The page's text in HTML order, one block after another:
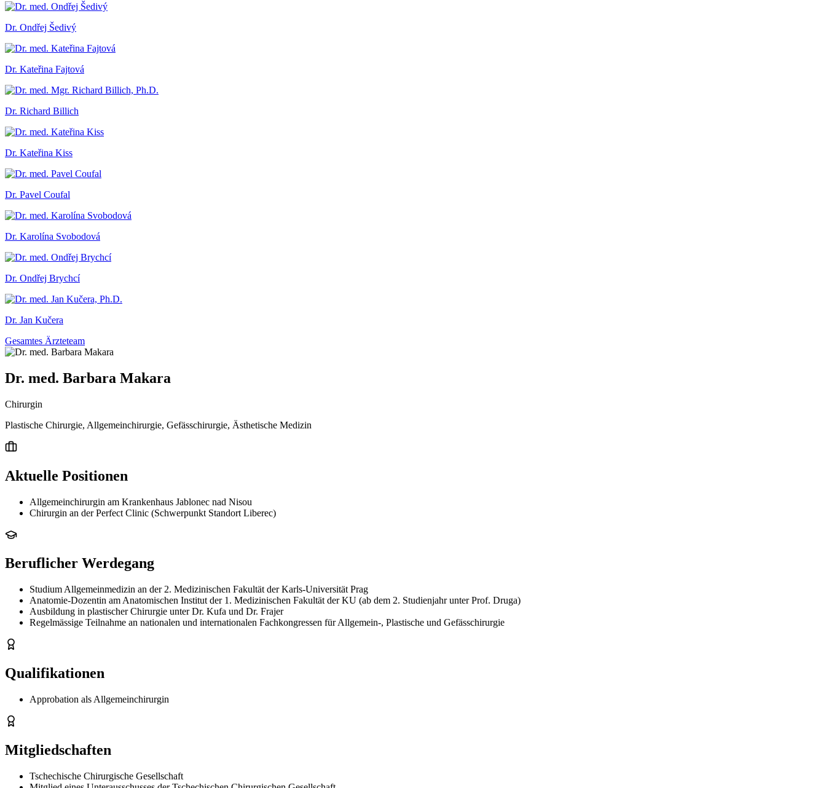
Dr. Ondřej Šedivý
Dr. Kateřina Fajtová
Dr. Richard Billich
Dr. Kateřina Kiss
Dr. Pavel Coufal
Dr. Karolína Svobodová
Dr. Ondřej Brychcí
Dr. Jan Kučera
Gesamtes Ärzteteam
Dr. med. Barbara Makara
Chirurgin
Plastische Chirurgie, Allgemeinchirurgie, Gefässchirurgie, Ästhetische Medizin
Aktuelle Positionen
Allgemeinchirurgin am Krankenhaus Jablonec nad Nisou
Chirurgin an der Perfect Clinic (Schwerpunkt Standort Liberec)
Beruflicher Werdegang
Studium Allgemeinmedizin an der 2. Medizinischen Fakultät der Karls-Universität Prag
Anatomie-Dozentin am Anatomischen Institut der 1. Medizinischen Fakultät der KU (ab dem 2. Studienjahr unter Prof. Druga)
Ausbildung in plastischer Chirurgie unter Dr. Kufa und Dr. Frajer
Regelmässige Teilnahme an nationalen und internationalen Fachkongressen für Allgemein-, Plastische und Gefässchirurgie
Qualifikationen
Approbation als Allgemeinchirurgin
Mitgliedschaften
Tschechische Chirurgische Gesellschaft